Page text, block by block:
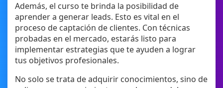
Además, el curso te brinda la posibilidad de
aprender a generar leads. Esto es vital en el
proceso de captación de clientes. Con técnicas
probadas en el mercado, estarás listo para
implementar estrategias que te ayuden a lograr
tus objetivos profesionales.
No solo se trata de adquirir conocimientos, sino de